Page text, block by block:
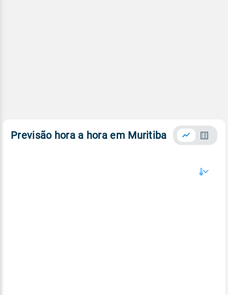
Previsão hora a hora em Muritiba